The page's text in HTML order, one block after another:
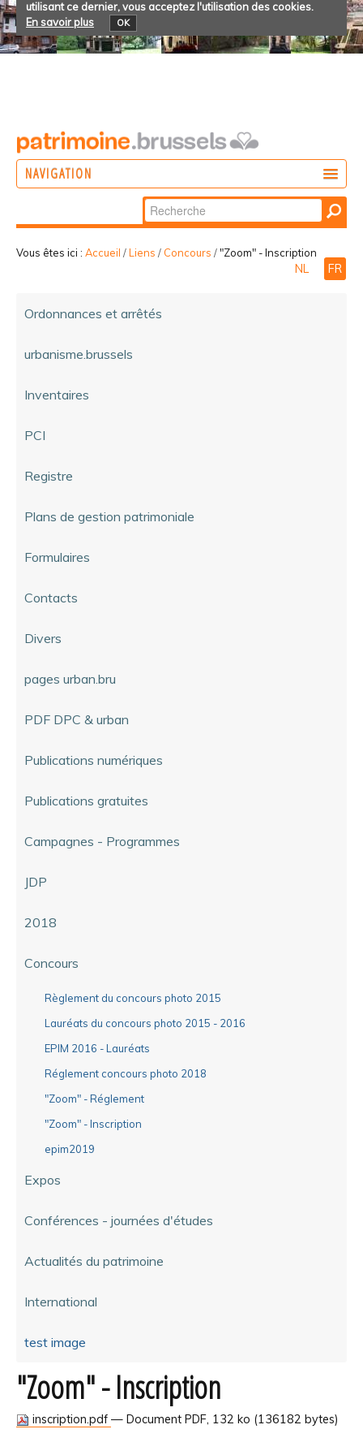
utilisant ce dernier, vous acceptez l'utilisation des cookies.
En savoir plus
OK
NAVIGATION
Chercher par
Recherche
avancée…
Vous êtes ici : Accueil /Liens / Concours /"Zoom" - Inscription
NL FR
Ordonnances et arrêtés
urbanisme.brussels
Inventaires
PCI
Registre
Plans de gestion patrimoniale
Formulaires
Contacts
Divers
pages urban.bru
PDF DPC & urban
Publications numériques
Publications gratuites
Campagnes - Programmes
JDP
2018
Concours
Règlement du concours photo 2015
Lauréats du concours photo 2015 - 2016
EPIM 2016 - Lauréats
Réglement concours photo 2018
"Zoom" - Réglement
"Zoom" - Inscription
epim2019
Expos
Conférences - journées d'études
Actualités du patrimoine
International
test image
"Zoom" - Inscription
inscription.pdf — Document PDF, 132 ko (136182 bytes)